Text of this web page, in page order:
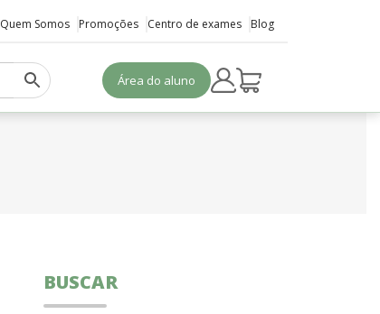
Área do aluno
Quem Somos Promoções Centro de exames Blog
BUSCAR